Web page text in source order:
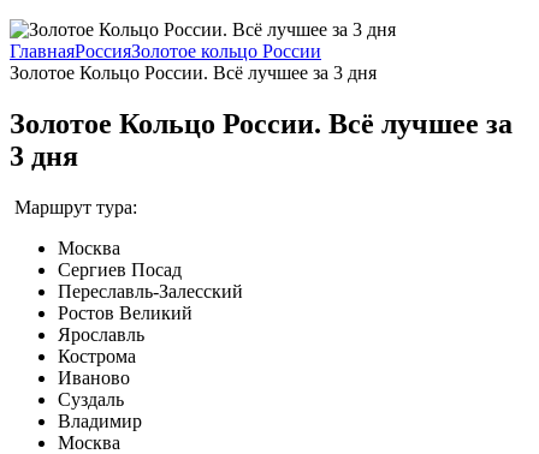
ГлавнаяРоссияЗолотое кольцо России
Золотое Кольцо России. Всё лучшее за 3 дня
Золотое Кольцо России. Всё лучшее за
3 дня
Маршрут тура:
Москва
Сергиев Посад
Переславль-Залесский
Ростов Великий
Ярославль
Кострома
Иваново
Суздаль
Владимир
Москва